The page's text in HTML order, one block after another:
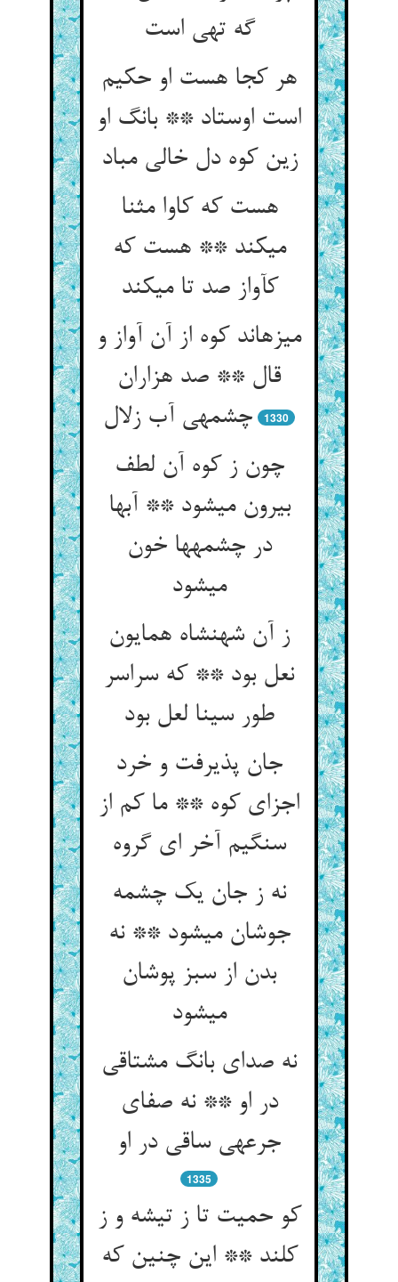
گه تهی است‏
هر کجا هست او حکیم
است اوستاد ** بانگ او
زین کوه دل خالی مباد
هست که کاوا مثنا
می‏کند ** هست که
کآواز صد تا می‏کند
می‏زهاند کوه از آن آواز و
قال ** صد هزاران
چشمه‏ی آب زلال‏
1330
چون ز کوه آن لطف
بیرون می‏شود ** آبها
در چشمه‏ها خون
می‏شود
ز آن شهنشاه همایون
نعل بود ** که سراسر
طور سینا لعل بود
جان پذیرفت و خرد
اجزای کوه ** ما کم از
سنگیم آخر ای گروه‏
نه ز جان یک چشمه
جوشان می‏شود ** نه
بدن از سبز پوشان
می‏شود
نه صدای بانگ مشتاقی
در او ** نه صفای
جرعه‏ی ساقی در او
1335
کو حمیت تا ز تیشه و ز
کلند ** این چنین که